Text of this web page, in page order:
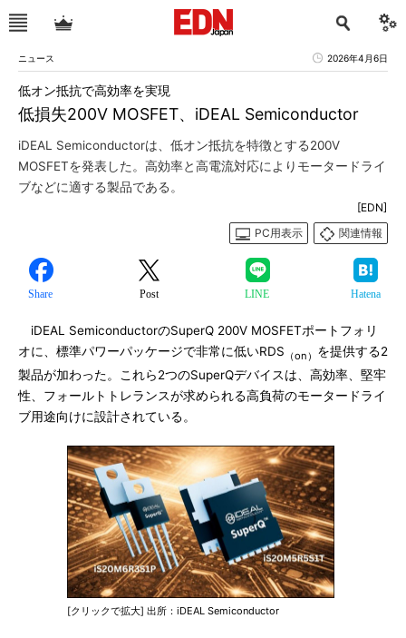
ニュース 2026年4月6日
低損失200V MOSFET、iDEAL Semiconductor
低オン抵抗で高効率を実現
iDEAL Semiconductorは、低オン抵抗を特徴とする200V
MOSFETを発表した。高効率と高電流対応によりモータードライ
ブなどに適する製品である。
[EDN]
PC用表示
関連情報
Share Post LINE Hatena
iDEAL SemiconductorのSuperQ 200V MOSFETポートフォリ
オに、標準パワーパッケージで非常に低いRDS （on） を提供する2
製品が加わった。これら2つのSuperQデバイスは、高効率、堅牢
性、フォールトトレランスが求められる高負荷のモータードライ
ブ用途向けに設計されている。
[クリックで拡大] 出所：iDEAL Semiconductor